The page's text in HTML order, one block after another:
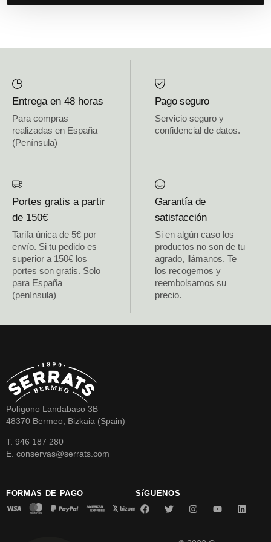
Entrega en 48 horas
Para compras
realizadas en España
(Península)
Pago seguro
Servicio seguro y
confidencial de datos.
Portes gratis a partir
de 150€
Tarifa única de 5€ por
envío. Si tu pedido es
superior a 150€ los
portes son gratis. Solo
para España
(península)
Garantía de
satisfacción
Si en algún caso los
productos no son de tu
agrado, llámanos. Te
los recogemos y
reembolsamos su
precio.
Polígono Landabaso 3B
48370 Bermeo, Bizkaia (Spain)
T. 946 187 280
E. conservas@serrats.com
FORMAS DE PAGO SíGUENOS